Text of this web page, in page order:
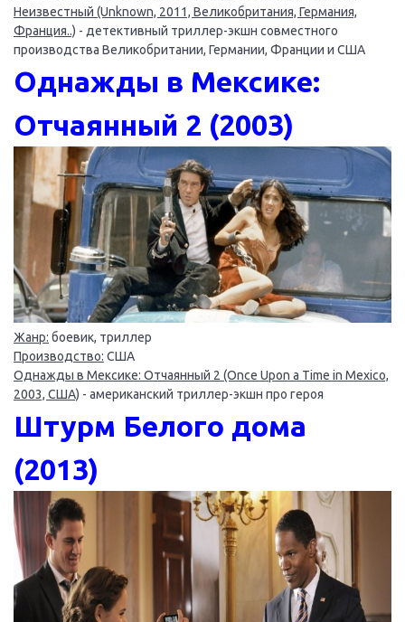
Неизвестный (Unknown, 2011, Великобритания, Германия,
Франция..) - детективный триллер-экшн совместного
производства Великобритании, Германии, Франции и США
Однажды в Мексике:
Отчаянный 2 (2003)
Жанр: боевик, триллер
Производство: США
Однажды в Мексике: Отчаянный 2 (Once Upon a Time in Mexico,
2003, США) - американский триллер-экшн про героя
Штурм Белого дома
(2013)